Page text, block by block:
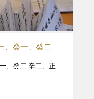
、癸一、癸二
、癸二 辛二、正